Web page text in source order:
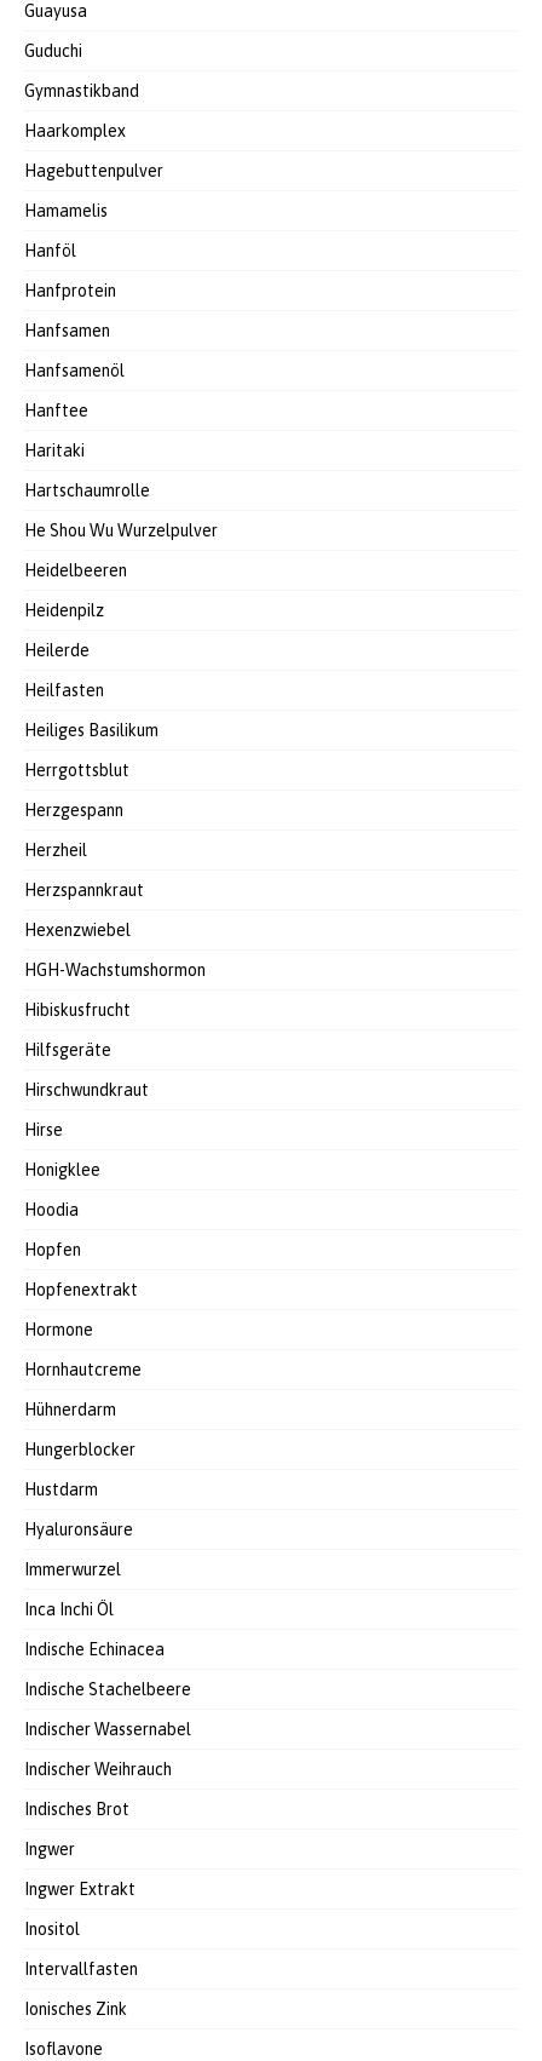
Guayusa
Guduchi
Gymnastikband
Haarkomplex
Hagebuttenpulver
Hamamelis
Hanföl
Hanfprotein
Hanfsamen
Hanfsamenöl
Hanftee
Haritaki
Hartschaumrolle
He Shou Wu Wurzelpulver
Heidelbeeren
Heidenpilz
Heilerde
Heilfasten
Heiliges Basilikum
Herrgottsblut
Herzgespann
Herzheil
Herzspannkraut
Hexenzwiebel
HGH-Wachstumshormon
Hibiskusfrucht
Hilfsgeräte
Hirschwundkraut
Hirse
Honigklee
Hoodia
Hopfen
Hopfenextrakt
Hormone
Hornhautcreme
Hühnerdarm
Hungerblocker
Hustdarm
Hyaluronsäure
Immerwurzel
Inca Inchi Öl
Indische Echinacea
Indische Stachelbeere
Indischer Wassernabel
Indischer Weihrauch
Indisches Brot
Ingwer
Ingwer Extrakt
Inositol
Intervallfasten
Ionisches Zink
Isoflavone